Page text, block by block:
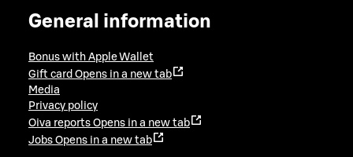
General information
Bonus with Apple Wallet
Gift card Opens in a new tab
Media
Privacy policy
Oiva reports Opens in a new tab
Jobs Opens in a new tab